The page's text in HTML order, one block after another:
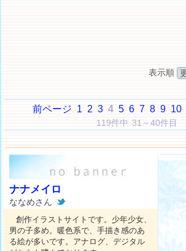
表示順
前ページ 1 2 3 4 5 6 7 8 9 10
119件中 31～40件目
ナナメイロ
ななめさん
創作イラストサイトです。少年少女、
男の子多め。暖色系で、手描き感のあ
る絵が多いです。アナログ、デジタル